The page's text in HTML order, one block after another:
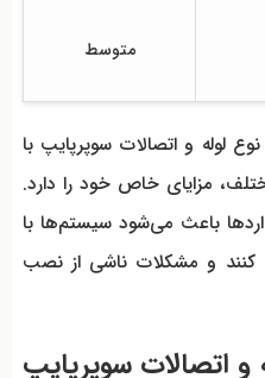
متوسط
و اتصالات سوپرپایپ با
مزایای خاص خود را دارد.
باعث می‌شود سیستم‌ها با
کنند و مشکلات ناشی از نصب
و اتصالات سوپرپایپ